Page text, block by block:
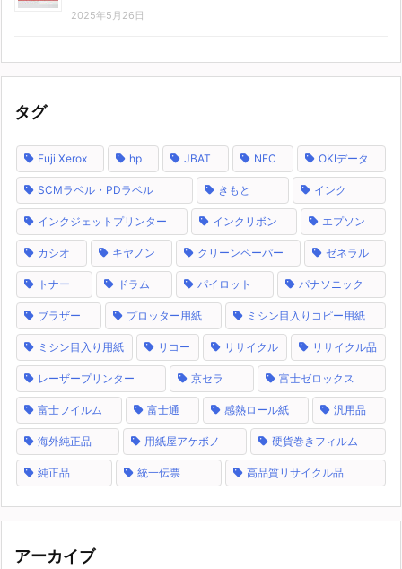
2025年5月26日
タグ
Fuji Xerox hp JBAT NEC OKIデータ
SCMラベル・PDラベル きもと インク
インクジェットプリンター インクリボン エプソン
カシオ キヤノン クリーンペーパー ゼネラル
トナー ドラム パイロット パナソニック
ブラザー プロッター用紙 ミシン目入りコピー用紙
ミシン目入り用紙 リコー リサイクル リサイクル品
レーザープリンター 京セラ 富士ゼロックス
富士フイルム 富士通 感熱ロール紙 汎用品
海外純正品 用紙屋アケボノ 硬貨巻きフィルム
純正品 統一伝票 高品質リサイクル品
アーカイブ